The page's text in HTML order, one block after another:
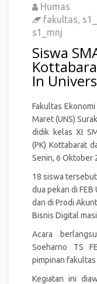
Humas
fakultas,
s1_mnj
Siswa
In
Fakultas
Maret (UNS)
didik kelas XI
(PK) Kottabarat
Senin, 6 Oktober
18 siswa
dua pekan di FEB
dan di Prodi
Bisnis Digital
Acara
Soeharno TS
pimpinan
Kegiatan ini